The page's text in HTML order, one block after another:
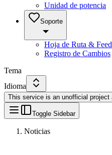
Unidad de potencia
Soporte
Hoja de Ruta &
Registro de Cambios
Tema
Idioma
This service is an unofficial project
Toggle Sidebar
Noticias